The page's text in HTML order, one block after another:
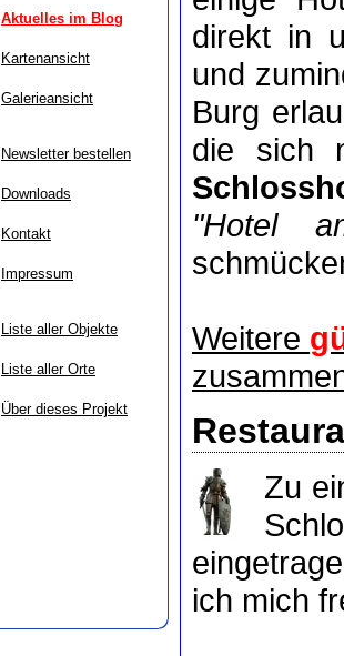
Aktuelles im Blog
Kartenansicht
Galerieansicht
Newsletter bestellen
Downloads
Kontakt
Impressum
Liste aller Objekte
Liste aller Orte
Über dieses Projekt
direkt in
und
Burg
die sich
"Hotel
Weitere
Zu
ich mich